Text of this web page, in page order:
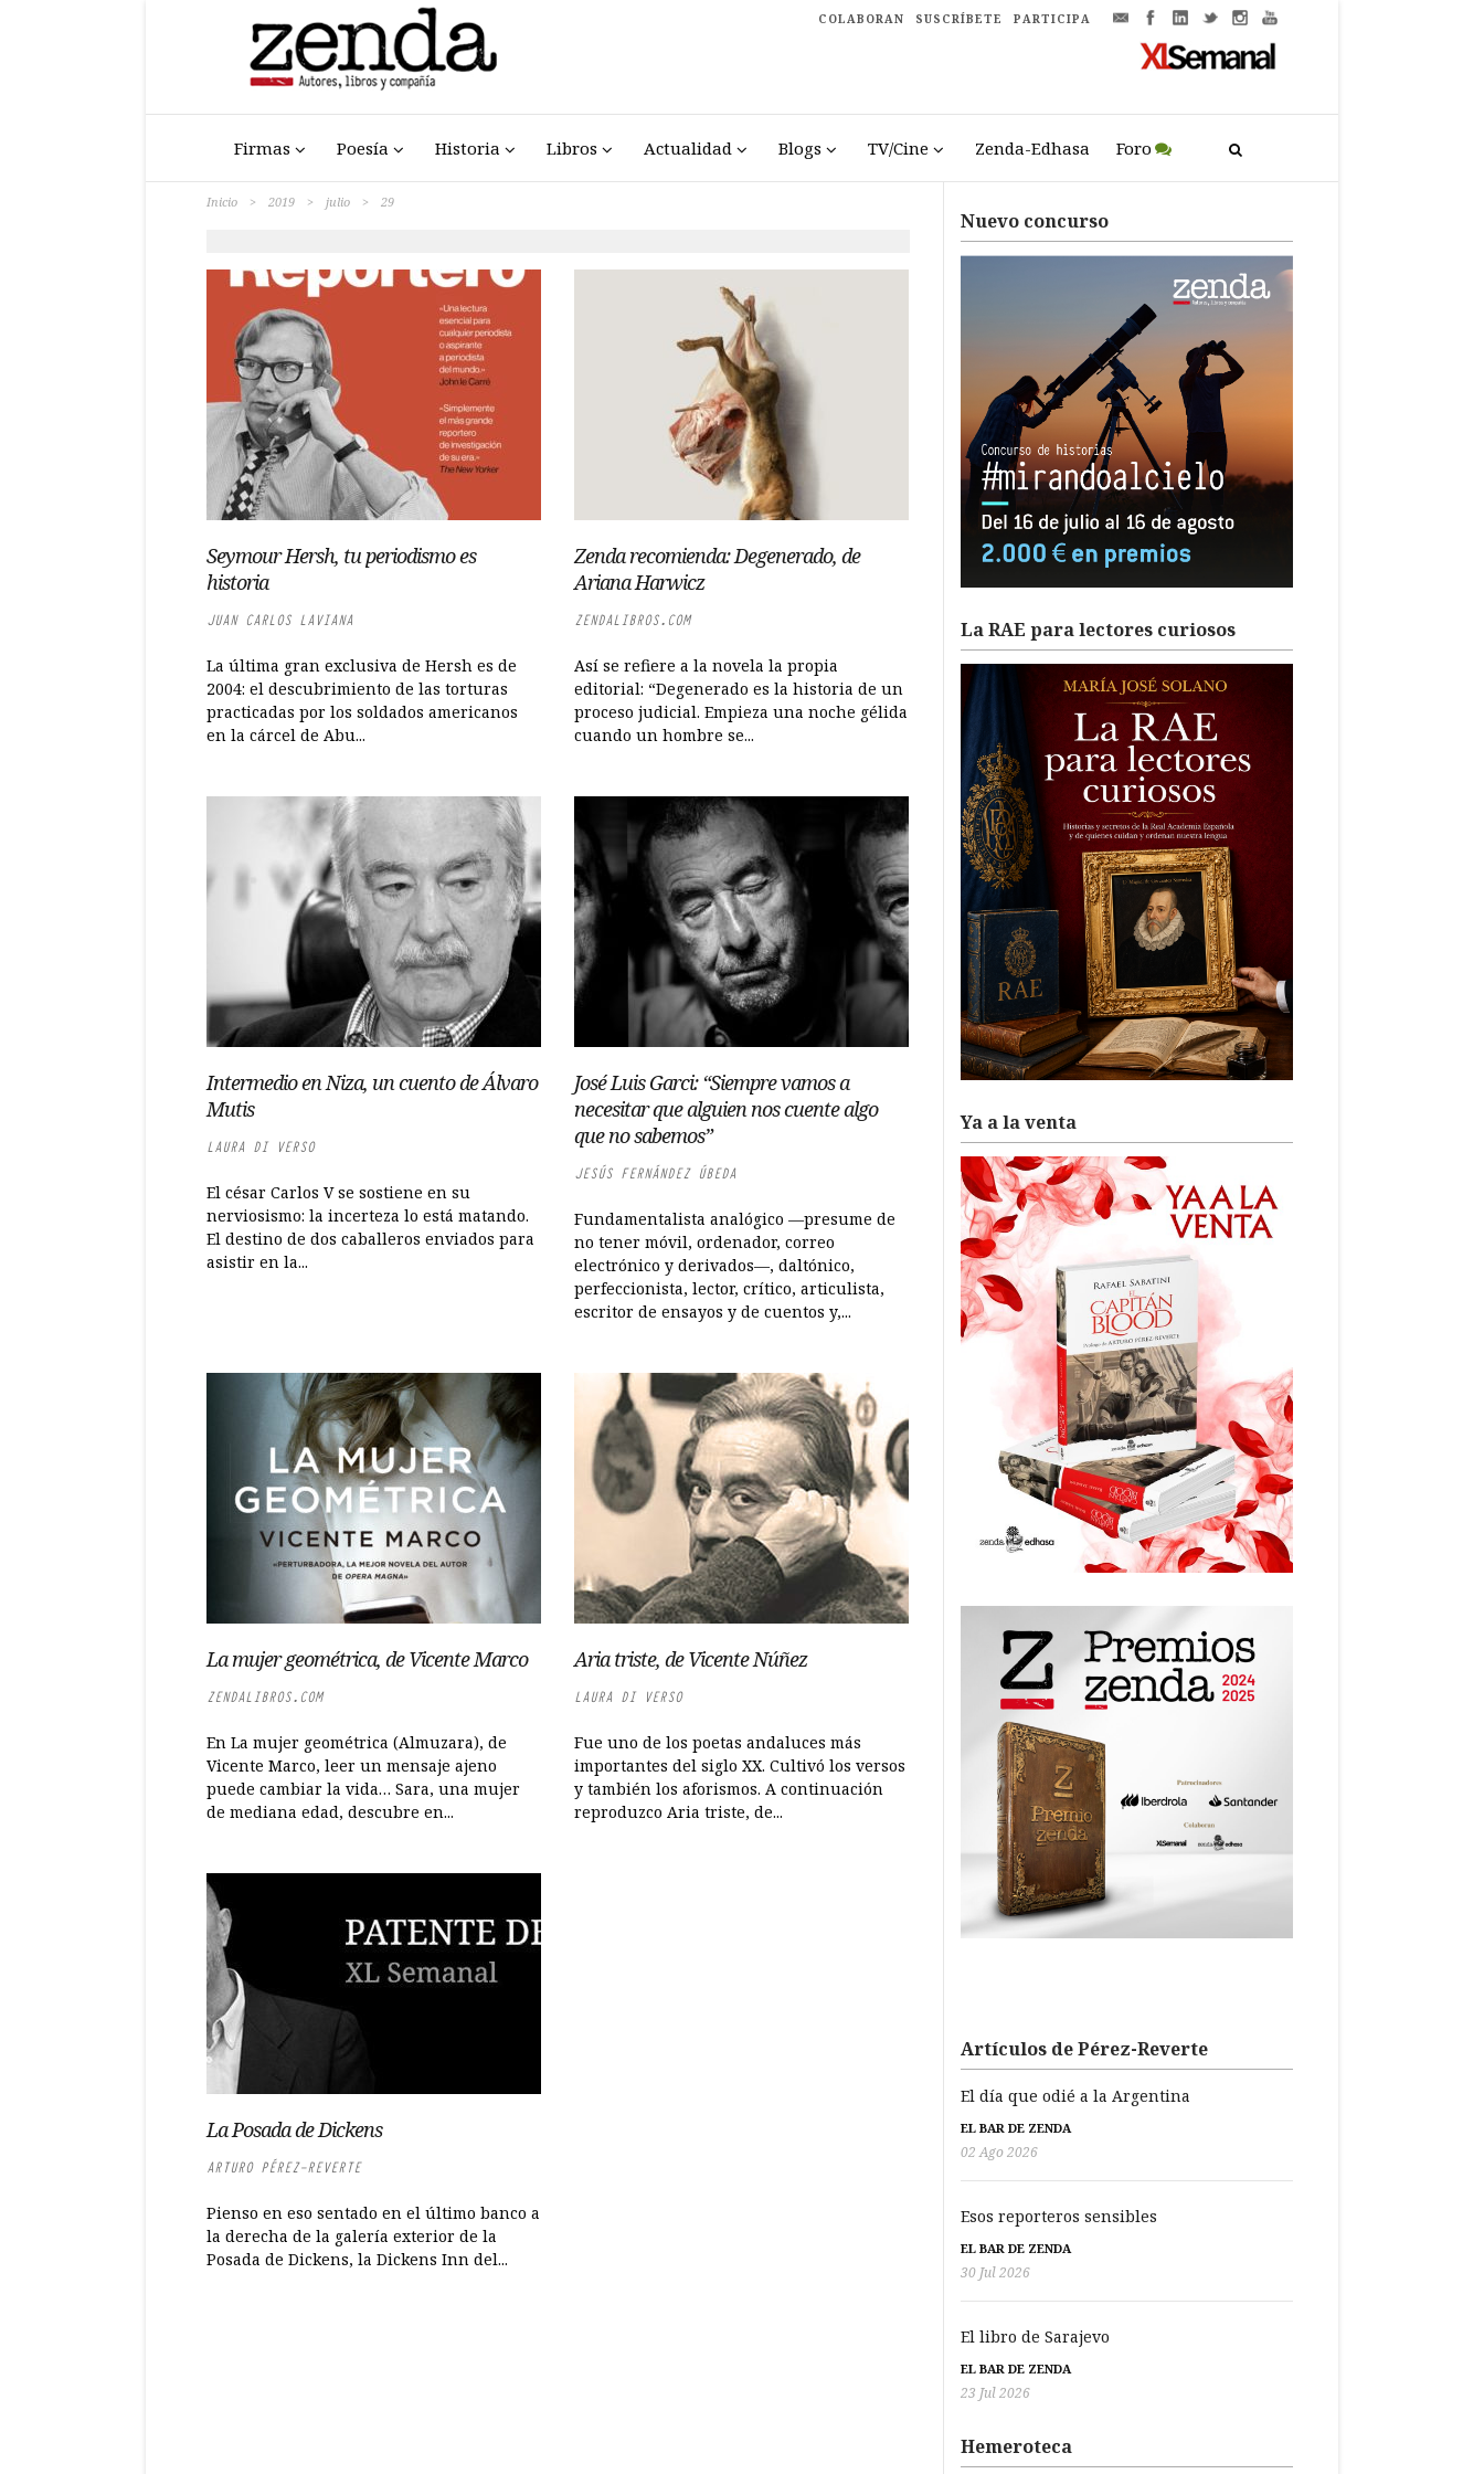
COLABORAN SUSCRÍBETE PARTICIPA
Firmas Poesía Historia Libros Actualidad Blogs TV/Cine Zenda-Edhasa Foro
Inicio > 2019 > julio > 29
Seymour Hersh, tu periodismo es
historia
JUAN CARLOS LAVIANA
La última gran exclusiva de Hersh es de
2004: el descubrimiento de las torturas
practicadas por los soldados americanos
en la cárcel de Abu...
Zenda recomienda: Degenerado, de
Ariana Harwicz
ZENDALIBROS.COM
Así se refiere a la novela la propia
editorial: “Degenerado es la historia de un
proceso judicial. Empieza una noche gélida
cuando un hombre se...
Intermedio en Niza, un cuento de Álvaro
Mutis
LAURA DI VERSO
El césar Carlos V se sostiene en su
nerviosismo: la incerteza lo está matando.
El destino de dos caballeros enviados para
asistir en la...
José Luis Garci: “Siempre vamos a
necesitar que alguien nos cuente algo
que no sabemos”
JESÚS FERNÁNDEZ ÚBEDA
Fundamentalista analógico —presume de
no tener móvil, ordenador, correo
electrónico y derivados—, daltónico,
perfeccionista, lector, crítico, articulista,
escritor de ensayos y de cuentos y,...
La mujer geométrica, de Vicente Marco
ZENDALIBROS.COM
En La mujer geométrica (Almuzara), de
Vicente Marco, leer un mensaje ajeno
puede cambiar la vida… Sara, una mujer
de mediana edad, descubre en...
Aria triste, de Vicente Núñez
LAURA DI VERSO
Fue uno de los poetas andaluces más
importantes del siglo XX. Cultivó los versos
y también los aforismos. A continuación
reproduzco Aria triste, de...
La Posada de Dickens
ARTURO PÉREZ-REVERTE
Pienso en eso sentado en el último banco a
la derecha de la galería exterior de la
Posada de Dickens, la Dickens Inn del...
Nuevo concurso
La RAE para lectores curiosos
Ya a la venta
Artículos de Pérez-Reverte
El día que odié a la Argentina
EL BAR DE ZENDA
02 Ago 2026
Esos reporteros sensibles
EL BAR DE ZENDA
30 Jul 2026
El libro de Sarajevo
EL BAR DE ZENDA
23 Jul 2026
Hemeroteca